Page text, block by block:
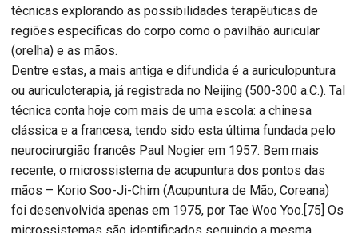
técnicas explorando as possibilidades terapêuticas de
regiões específicas do corpo como o pavilhão auricular
(orelha) e as mãos.
Dentre estas, a mais antiga e difundida é a auriculopuntura
ou auriculoterapia, já registrada no Neijing (500-300 a.C.). Tal
técnica conta hoje com mais de uma escola: a chinesa
clássica e a francesa, tendo sido esta última fundada pelo
neurocirurgião francês Paul Nogier em 1957. Bem mais
recente, o microssistema de acupuntura dos pontos das
mãos – Korio Soo-Ji-Chim (Acupuntura de Mão, Coreana)
foi desenvolvida apenas em 1975, por Tae Woo Yoo.[75] Os